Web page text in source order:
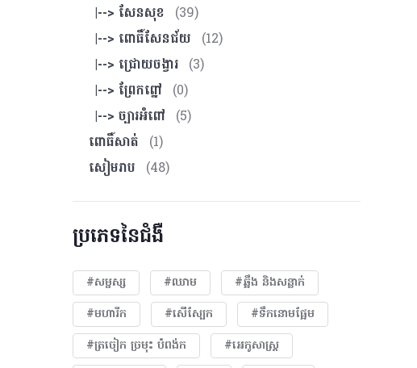
|--> សែនសុខ
(39)
|--> ពោធិ៍សែនជ័យ
(12)
|--> ជ្រោយចង្វារ (3)
|--> ព្រែកព្នៅ
(0)
|--> ច្បារអំពៅ
(5)
ពោធិ៍សាត់
(1)
សៀមរាប
(48)
ប្រភេទនៃជំងឺ
#សម្ផស្ស #ឈាម
#ឆ្អឹង និងសន្លាក់
#មហារីក​
#សើស្បែក
#ទឹកនោមផ្អែម
#ត្រចៀក ច្រមុះ បំពង់ក
#អេកូសាស្រ្ត